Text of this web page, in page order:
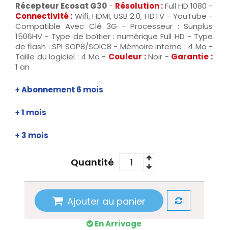
Récepteur Ecosat G30 - Résolution :Full HD 1080 -
Connectivité : Wifi, HDMI, USB 2.0, HDTV - YouTube -
Compatible Avec Clé 3G - Processeur : Sunplus
1506HV - Type de boîtier : numérique Full HD - Type
de flash : SPI SOP8/SOIC8 - Mémoire interne : 4 Mo -
Taille du logiciel : 4 Mo - Couleur :Noir - Garantie :
1 an
+ Abonnement 6 mois
+ 1 mois
+ 3 mois
Quantité
Ajouter au panier
En Arrivage